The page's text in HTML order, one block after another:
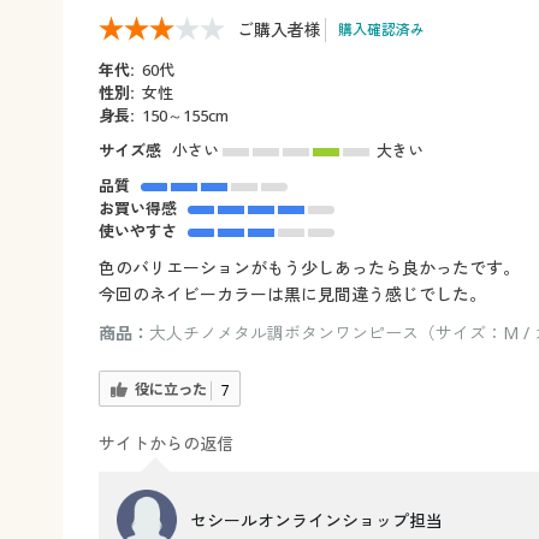
ご購入者様 購入確認済み
年代: 60代
性別: 女性
身長: 150～155cm
サイズ感 小さい
大きい
品質
お買い得感
使いやすさ
色のバリエーションがもう少しあったら良かったです。
今回のネイビーカラーは黒に見間違う感じでした。
商品： 大人チノメタル調ボタンワンピース（サイズ：M /
役に立った 7
サイトからの返信
セシールオンラインショップ担当